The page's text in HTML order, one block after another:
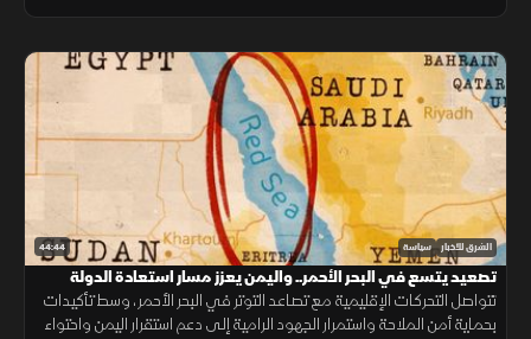
44:44 الشرق للأخبار سياسة
تصعيد يتسع في البحر الأحمر.. واليمن يعزز مسار استعادة الدولة
تتواصل التحركات الإقليمية مع تصاعد التوتر في البحر الأحمر، وسط تأكيدات
بحماية أمن الملاحة واستمرار الجهود الرامية إلى دعم استقرار اليمن واحتواء